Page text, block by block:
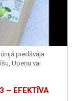
piedāvāja
Upeņu vai
– EFEKTĪVA